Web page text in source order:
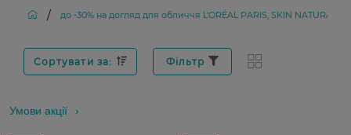
/ до -30% на догляд для обличчя L’ORÉAL PARIS, SKIN NATURALS,
Сортувати за: Фільтр
Умови акції